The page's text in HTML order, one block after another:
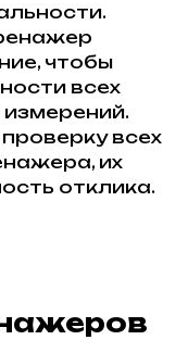
чтобы
всех
всех
их
отклика.